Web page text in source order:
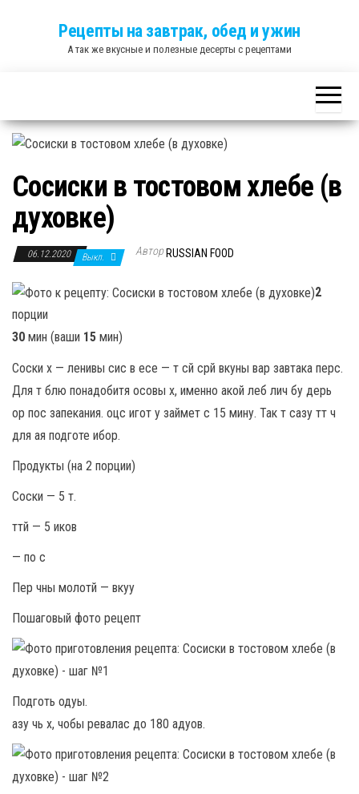
Рецепты на завтрак, обед и ужин
А так же вкусные и полезные десерты с рецептами
Сосиски в тостовом хлебе (в
духовке)
06.12.2020 Выкл. Автор RUSSIAN FOOD
2
порции
30 мин (ваши 15 мин)
Соски х — ленивы сис в есе — т сй срй вкуны вар завтака перс.
Для т блю понадобитя осовы х, именно акой леб лич бу дерь
ор пос запекания. оцс игот у займет с 15 мину. Так т сазу тт ч
для ая подготе ибор.
Продукты (на 2 порции)
Соски — 5 т.
ттй — 5 иков
— по с
Пер чны молотй — вкуу
Пошаговый фото рецепт
Подготь одуы.
азу чь х, чобы ревалас до 180 адуов.